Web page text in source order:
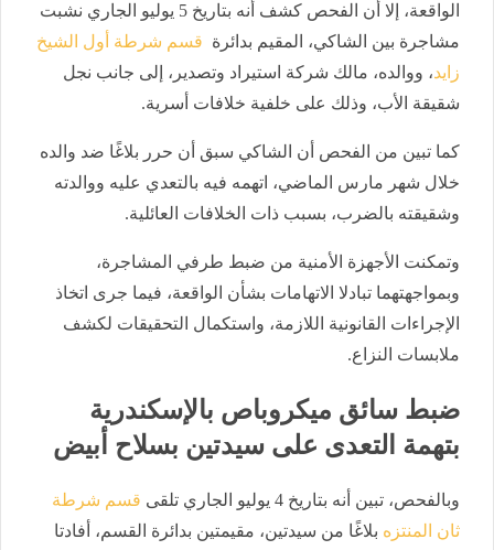
الواقعة، إلا أن الفحص كشف أنه بتاريخ 5 يوليو الجاري نشبت
مشاجرة بين الشاكي، المقيم بدائرة قسم شرطة أول الشيخ
زايد، ووالده، مالك شركة استيراد وتصدير، إلى جانب نجل
شقيقة الأب، وذلك على خلفية خلافات أسرية.
كما تبين من الفحص أن الشاكي سبق أن حرر بلاغًا ضد والده
خلال شهر مارس الماضي، اتهمه فيه بالتعدي عليه ووالدته
وشقيقته بالضرب، بسبب ذات الخلافات العائلية.
وتمكنت الأجهزة الأمنية من ضبط طرفي المشاجرة،
وبمواجهتهما تبادلا الاتهامات بشأن الواقعة، فيما جرى اتخاذ
الإجراءات القانونية اللازمة، واستكمال التحقيقات لكشف
ملابسات النزاع.
ضبط سائق ميكروباص بالإسكندرية
بتهمة التعدى على سيدتين بسلاح أبيض
وبالفحص، تبين أنه بتاريخ 4 يوليو الجاري تلقى
قسم شرطة
ثان المنتزه بلاغًا من سيدتين، مقيمتين بدائرة القسم، أفادتا